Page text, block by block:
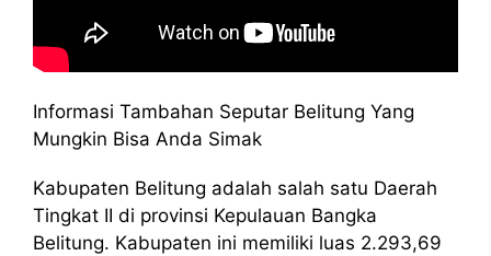
Informasi Tambahan Seputar Belitung Yang
Mungkin Bisa Anda Simak
Kabupaten Belitung adalah salah satu Daerah
Tingkat II di provinsi Kepulauan Bangka
Belitung. Kabupaten ini memiliki luas 2.293,69